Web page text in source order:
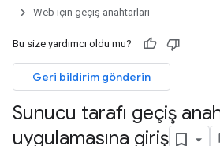
Web için geçiş anahtarları
Bu size yardımcı oldu mu?
Geri bildirim gönderin
Sunucu tarafı geçiş
uygulamasına giriş